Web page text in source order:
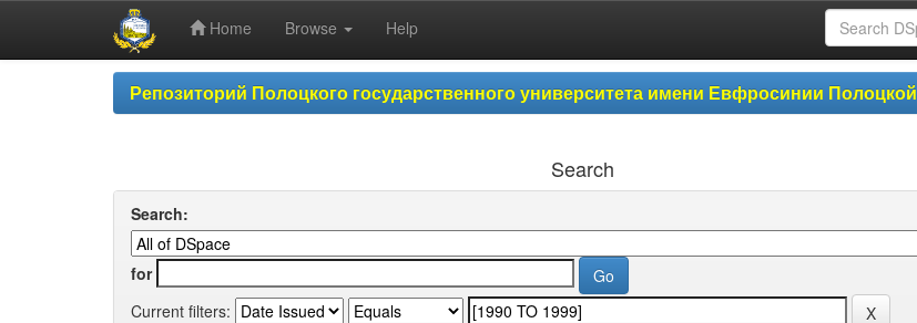
Home Browse Help
Репозиторий Полоцкого государственного университета имени Евфросинии Полоцкой
Search
Search:
for
Current filters: